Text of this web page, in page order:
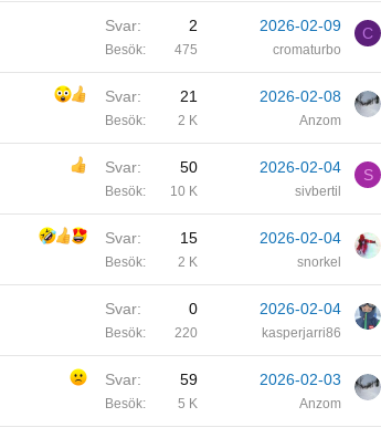
Svar 2
Besök 475
2026-02-09
cromaturbo
C
Svar 21
Besök 2 K
2026-02-08
Anzom
Svar 50
Besök 10 K
2026-02-04
sivbertil
S
Svar 15
Besök 2 K
2026-02-04
snorkel
Svar 0
Besök 220
2026-02-04
kasperjarri86
Svar 59
Besök 5 K
2026-02-03
Anzom